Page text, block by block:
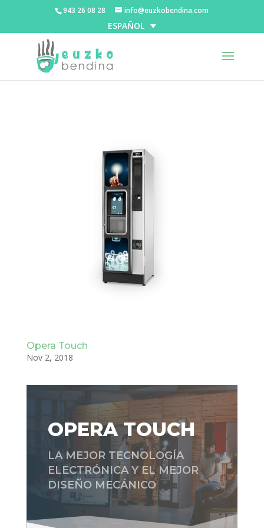
943 26 08 28 info@euzkobendina.com
ESPAÑOL
Opera Touch
Nov 2, 2018
OPERA TOUCH
LA MEJOR TECNOLOGÍA
ELECTRÓNICA Y EL MEJOR
DISEÑO MECÁNICO